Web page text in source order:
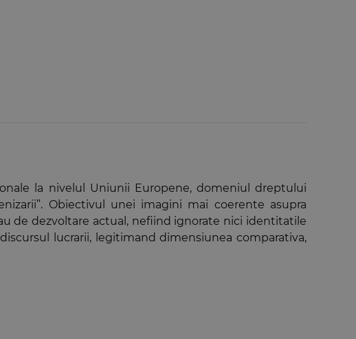
la nivelul Uniunii Europene, domeniul dreptului
Obiectivul unei imagini mai coerente asupra
de dezvoltare actual, nefiind ignorate nici identitatile
lucrarii, legitimand dimensiunea comparativa,